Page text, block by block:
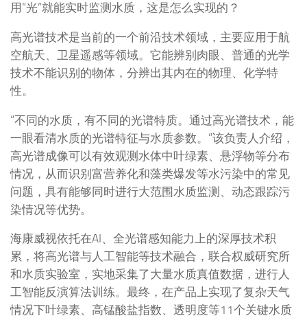
用“光”就能实时监测水质，这是怎么实现的？
高光谱技术是当前的一个前沿技术领域，主要应用于航
空航天、卫星遥感等领域。它能辨别肉眼、普通的光学
技术不能识别的物体，分辨出其内在的物理、化学特
性。
“不同的水质，有不同的光谱特质。通过高光谱技术，能
一眼看清水质的光谱特征与水质参数。”该负责人介绍，
高光谱成像可以有效观测水体中叶绿素、悬浮物等分布
情况，从而识别富营养化和藻类爆发等水污染中的常见
问题，具有能够同时进行大范围水质监测、动态跟踪污
染情况等优势。
海康威视依托在AI、全光谱感知能力上的深厚技术积
累，将高光谱与人工智能等技术融合，联合权威研究所
和水质实验室，实地采集了大量水质真值数据，进行人
工智能反演算法训练。最终，在产品上实现了复杂天气
情况下叶绿素、高锰酸盐指数、透明度等11个关键水质